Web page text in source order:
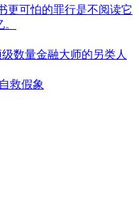
更可怕的罪行是不阅读它
级数量金融大师的另类人
救假象